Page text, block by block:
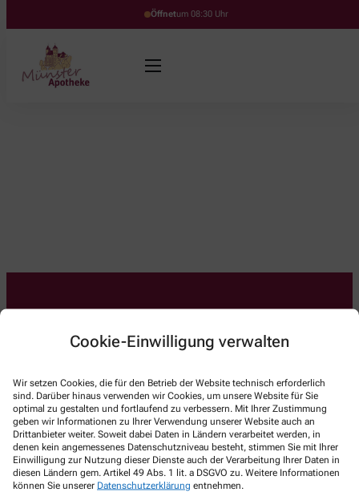
Cookie-Einwilligung verwalten
Wir setzen Cookies, die für den Betrieb der Website technisch erforderlich
sind. Darüber hinaus verwenden wir Cookies, um unsere Website für Sie
optimal zu gestalten und fortlaufend zu verbessern. Mit Ihrer Zustimmung
geben wir Informationen zu Ihrer Verwendung unserer Website auch an
Drittanbieter weiter. Soweit dabei Daten in Ländern verarbeitet werden, in
denen kein angemessenes Datenschutzniveau besteht, stimmen Sie mit Ihrer
Einwilligung zur Nutzung dieser Dienste auch der Verarbeitung Ihrer Daten in
diesen Ländern gem. Artikel 49 Abs. 1 lit. a DSGVO zu. Weitere Informationen
können Sie unserer Datenschutzerklärung entnehmen.
Öffnetum 08:30 Uhr
Kupfertorstraße 16,79206 Breisach
+49-7667/7299
+49-7667/8735
info@muenster-apo.de